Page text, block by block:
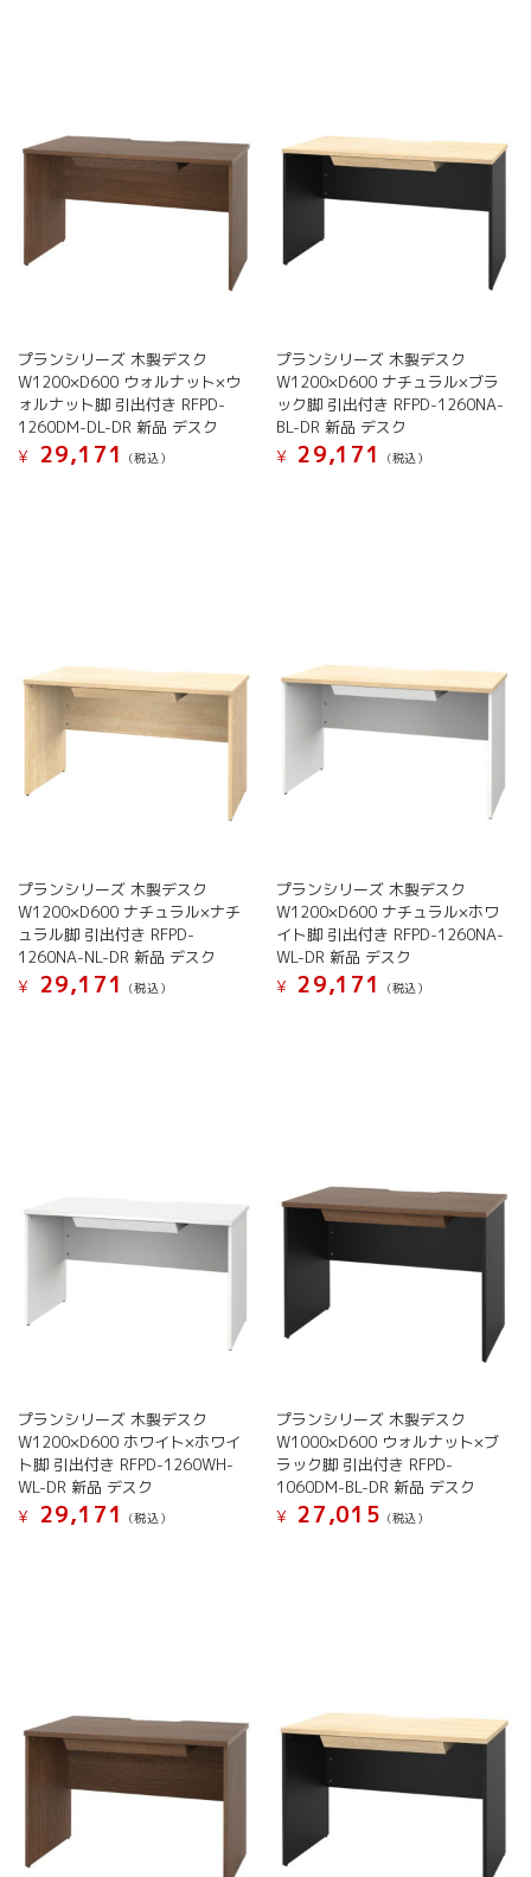
ー
択
す
ー
ジ
択
す
プランシリーズ 木製デスク
W1200×D600 ウォルナット×ウ
ォルナット脚 引出付き RFPD-
1260DM-DL-DR 新品 デスク
¥
29,171 (税込）
プランシリーズ 木製デスク
W1200×D600 ナチュラル×ブラ
ック脚 引出付き RFPD-1260NA-
BL-DR 新品 デスク
¥ 29,171 (税込）
プランシリーズ 木製デスク
W1200×D600 ナチュラル×ナチ
ュラル脚 引出付き RFPD-
1260NA-NL-DR 新品 デスク
¥
29,171 (税込）
プランシリーズ 木製デスク
W1200×D600 ナチュラル×ホワ
イト脚 引出付き RFPD-1260NA-
WL-DR 新品 デスク
¥ 29,171 (税込）
プランシリーズ 木製デスク
W1200×D600 ホワイト×ホワイ
ト脚 引出付き RFPD-1260WH-
WL-DR 新品 デスク
¥
29,171 (税込）
プランシリーズ 木製デスク
W1000×D600 ウォルナット×ブ
ラック脚 引出付き RFPD-
1060DM-BL-DR 新品 デスク
¥ 27,015 (税込）